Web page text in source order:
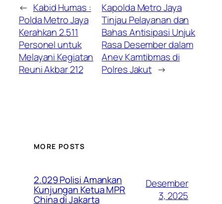
← Kabid Humas :
Polda Metro Jaya
Kerahkan 2.511
Personel untuk
Melayani Kegiatan
Reuni Akbar 212
Kapolda Metro Jaya
Tinjau Pelayanan dan
Bahas Antisipasi Unjuk
Rasa Desember dalam
Anev Kamtibmas di
Polres Jakut →
MORE POSTS
2.029 Polisi Amankan
Kunjungan Ketua MPR
China di Jakarta
Desember
3, 2025